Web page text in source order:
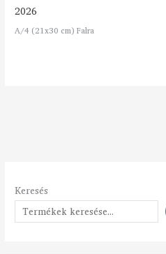
Keresés
2026
A/4 (21x30 cm) Falra